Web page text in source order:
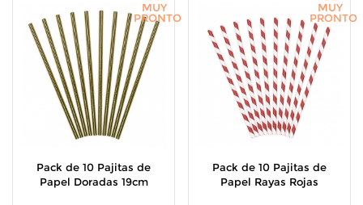
Pack de 10 Pajitas de
Papel Doradas 19cm
MUY
PRONTO
Pack de 10 Pajitas de
Papel Rayas Rojas
MUY
PRONTO